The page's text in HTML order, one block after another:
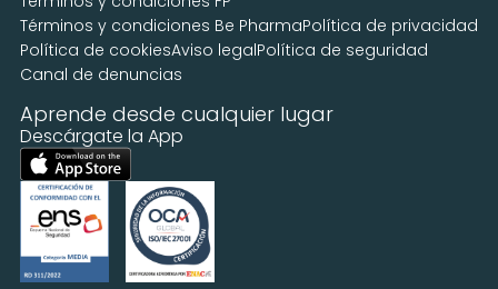
Términos y condiciones Be PharmaPolítica de privacidad
Política de cookiesAviso legalPolítica de seguridad
Canal de denuncias
Aprende desde cualquier lugar
Descárgate la App